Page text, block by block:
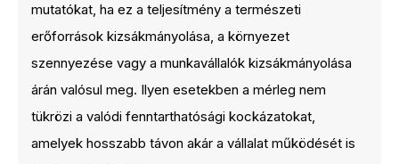
mutatókat, ha ez a teljesítmény a természeti
erőforrások kizsákmányolása, a környezet
szennyezése vagy a munkavállalók kizsákmányolása
árán valósul meg. Ilyen esetekben a mérleg nem
tükrözi a valódi fenntarthatósági kockázatokat,
amelyek hosszabb távon akár a vállalat működését is